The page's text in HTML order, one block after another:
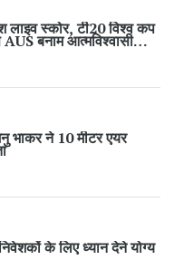
लाइव स्कोर, टी20 विश्व कप
बनाम आत्मविश्वासी
भाकर ने 10 मीटर एयर
के लिए ध्यान देने योग्य